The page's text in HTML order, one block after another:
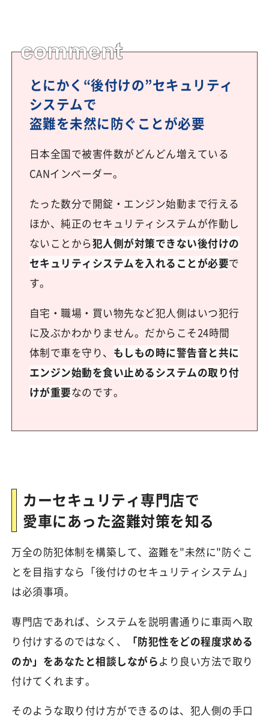
とにかく“後付けの”セキュリティ
システムで
盗難を未然に防ぐことが必要
日本全国で被害件数がどんどん増えている
CANインベーダー。
たった数分で開錠・エンジン始動まで行える
ほか、純正のセキュリティシステムが作動し
ないことから犯人側が対策できない後付けの
セキュリティシステムを入れることが必要で
す。
自宅・職場・買い物先など犯人側はいつ犯行
に及ぶかわかりません。だからこそ24時間
体制で車を守り、 もしもの時に警告音と共に
エンジン始動を食い止めるシステムの取り付
けが重要なのです。
カーセキュリティ専門店で
愛車にあった盗難対策を知る
万全の防犯体制を構築して、盗難を"未然に"防ぐこ
とを目指すなら「後付けのセキュリティシステム」
は必須事項。
専門店であれば、システムを説明書通りに車両へ取
り付けするのではなく、
「防犯性をどの程度求める
のか」をあなたと相談しながらより良い方法で取り
付けてくれます。
そのような取り付け方ができるのは、犯人側の手口